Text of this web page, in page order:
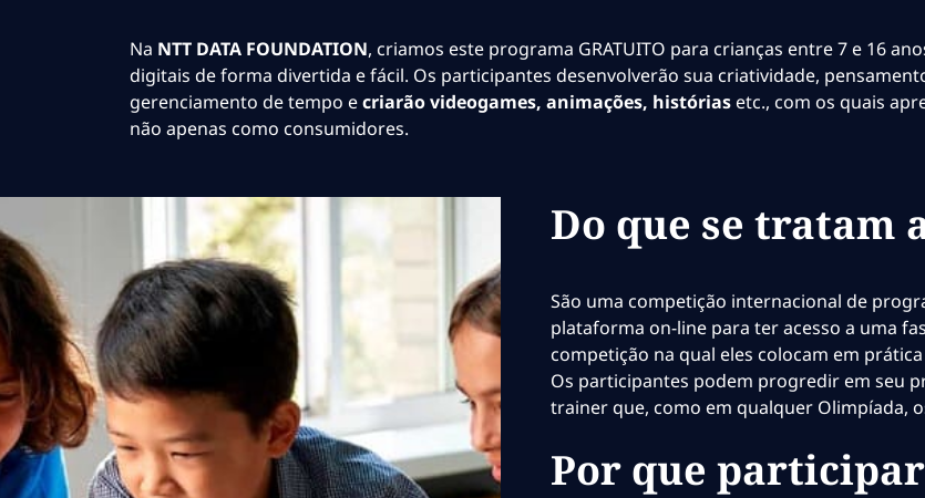
Na NTT DATA FOUNDATION, criamos este programa GRATUITO para crianças entre 7 e 16
digitais de forma divertida e fácil. Os participantes desenvolverão sua criatividade,
gerenciamento de tempo ecriarão videogames, animações, histórias etc., com os quais
não apenas como consumidores.
Do que se tratam
São uma competição internacional de
plataforma on-line para ter acesso a uma
competição na qual eles colocam em
Os participantes podem progredir em seu
trainer que, como em qualquer Olimpíada,
Por que